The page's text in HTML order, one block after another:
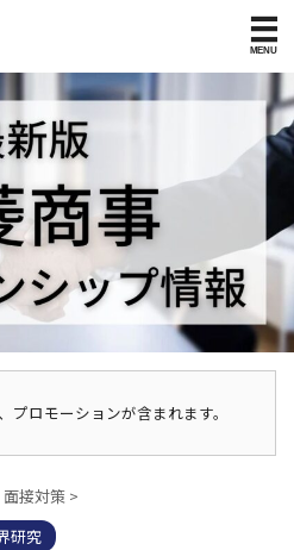
ロモーションが含まれます。
接対策 >
研究